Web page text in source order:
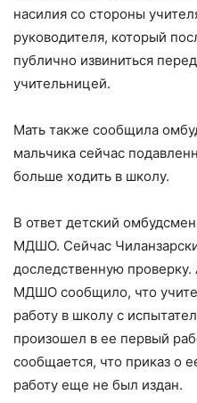
насилия со стороны
руководителя, который
публично извиниться
учительницей.
Мать также сообщила
мальчика сейчас
больше ходить в школу.
В ответ детский
МДШО. Сейчас
доследственную
МДШО сообщило, что
работу в школу с
произошел в ее первый
сообщается, что приказ о
работу еще не был издан.